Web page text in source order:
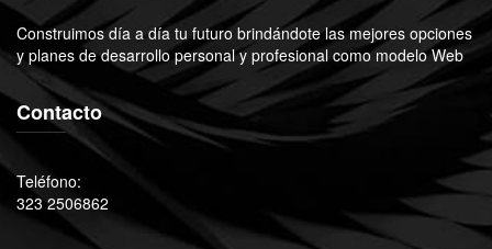
Construimos día a día tu futuro brindándote las mejores opciones
y planes de desarrollo personal y profesional como modelo Web
Contacto
Teléfono:
323 2506862